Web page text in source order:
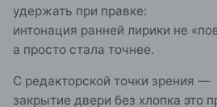
удержать при правке:
интонация ранней лирики не
а просто стала точнее.
С редакторской точки зрения —
закрытие двери без хлопка это